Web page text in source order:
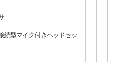
続型マイク付きヘッドセッ